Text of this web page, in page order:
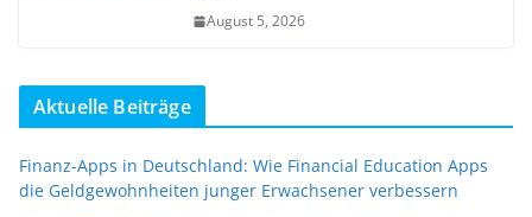
August 5, 2026
Aktuelle Beiträge
Finanz-Apps in Deutschland: Wie Financial Education Apps
die Geldgewohnheiten junger Erwachsener verbessern